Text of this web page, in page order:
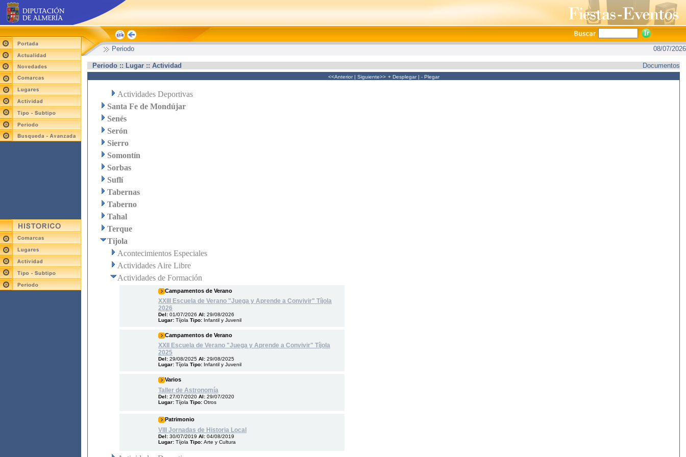
Periodo 08/07/2026
Periodo :: Lugar :: Actividad Documentos
<<Anterior| Siguiente>> + Desplegar| - Plegar
Actividades Deportivas
Santa Fe de Mondújar
Senés
Serón
Sierro
Somontín
Sorbas
Suflí
Tabernas
Taberno
Tahal
Terque
Tíjola
Acontecimientos Especiales
Actividades Aire Libre
Actividades de Formación
Campamentos de Verano
XXIII Escuela de Verano "Juega y Aprende a Convivir" Tíjola
2026
Del: 01/07/2026 Al: 29/08/2026
Lugar: Tíjola Tipo: Infantil y Juvenil
Campamentos de Verano
XXII Escuela de Verano "Juega y Aprende a Convivir" Tíjola
2025
Del: 29/08/2025 Al: 29/08/2025
Lugar: Tíjola Tipo: Infantil y Juvenil
Varios
Taller de Astronomía
Del: 27/07/2020 Al: 29/07/2020
Lugar: Tíjola Tipo: Otros
Patrimonio
VIII Jornadas de Historia Local
Del: 30/07/2019 Al: 04/08/2019
Lugar: Tíjola Tipo: Arte y Cultura